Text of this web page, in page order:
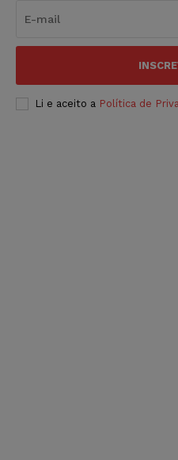
Li e aceito a Política de